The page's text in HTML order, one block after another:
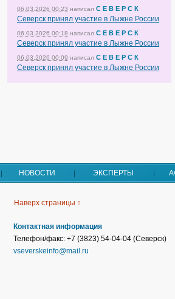
06.03.2026 00:23 написал С Е В Е Р С К
Северск принял участие в Лыжне России
06.03.2026 00:18 написал С Е В Е Р С К
Северск принял участие в Лыжне России
06.03.2026 00:09 написал С Е В Е Р С К
Северск принял участие в Лыжне России
НОВОСТИ ЭКСПЕРТЫ
Наверх страницы ↑
Контактная информация
Телефон/факс: +7 (3823) 54-04-04 (Северск)
vseverskeinfo@mail.ru